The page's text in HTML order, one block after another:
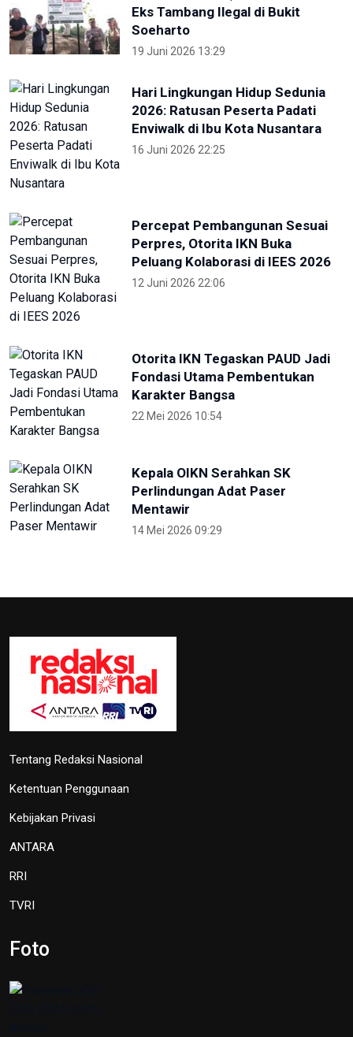
Eks Tambang Ilegal di Bukit
Soeharto
19 Juni 2026 13:29
Hari Lingkungan Hidup Sedunia
2026: Ratusan Peserta Padati
Enviwalk di Ibu Kota Nusantara
16 Juni 2026 22:25
Percepat Pembangunan Sesuai
Perpres, Otorita IKN Buka
Peluang Kolaborasi di IEES 2026
12 Juni 2026 22:06
Otorita IKN Tegaskan PAUD Jadi
Fondasi Utama Pembentukan
Karakter Bangsa
22 Mei 2026 10:54
Kepala OIKN Serahkan SK
Perlindungan Adat Paser
Mentawir
14 Mei 2026 09:29
Tentang Redaksi Nasional
Ketentuan Penggunaan
Kebijakan Privasi
ANTARA
RRI
TVRI
Foto